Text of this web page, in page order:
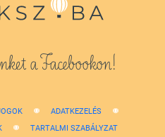
a Facebookon!
ADATKEZELÉS
TARTALMI SZABÁLYZAT